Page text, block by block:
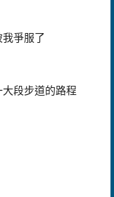
爭服了
段步道的路程